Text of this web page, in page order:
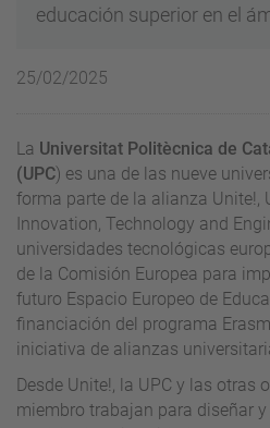
educación superior en el
25/02/2025
La Universitat Politècnica de
(UPC) es una de las nueve
forma parte de la alianza Unite!,
Innovation, Technology and
universidades tecnológicas
de la Comisión Europea para
futuro Espacio Europeo de
financiación del programa
iniciativa de alianzas
Desde Unite!, la UPC y las otras
miembro trabajan para diseñar